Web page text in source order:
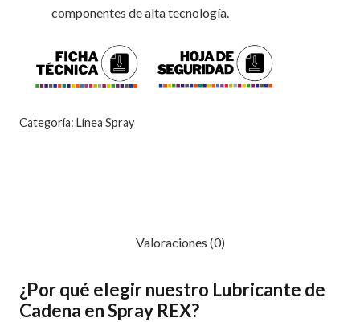
componentes de alta tecnología.
Categoría: Línea Spray
Valoraciones (0)
¿Por qué elegir nuestro Lubricante de
Cadena en Spray REX?